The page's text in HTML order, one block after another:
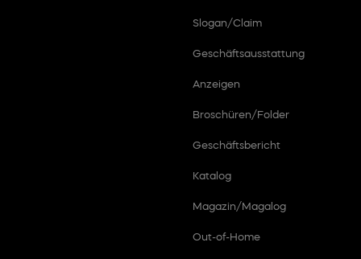
Slogan/Claim
Geschäftsausstattung
Anzeigen
Broschüren/Folder
Geschäftsbericht
Katalog
Magazin/Magalog
Out-of-Home